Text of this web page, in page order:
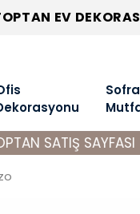
EV
SATIŞ SAYFASI